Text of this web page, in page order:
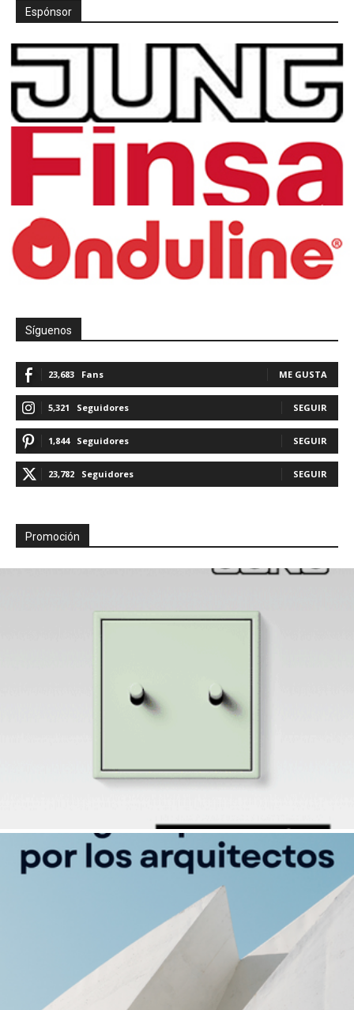
Espónsor
Síguenos
23,683 Fans ME GUSTA
5,321 Seguidores SEGUIR
1,844 Seguidores SEGUIR
23,782 Seguidores SEGUIR
Promoción